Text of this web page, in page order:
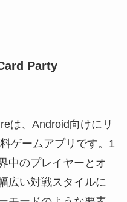
Party
は、Android向けにリ
ゲームアプリです。1
中のプレイヤーとオ
広い対戦スタイルに